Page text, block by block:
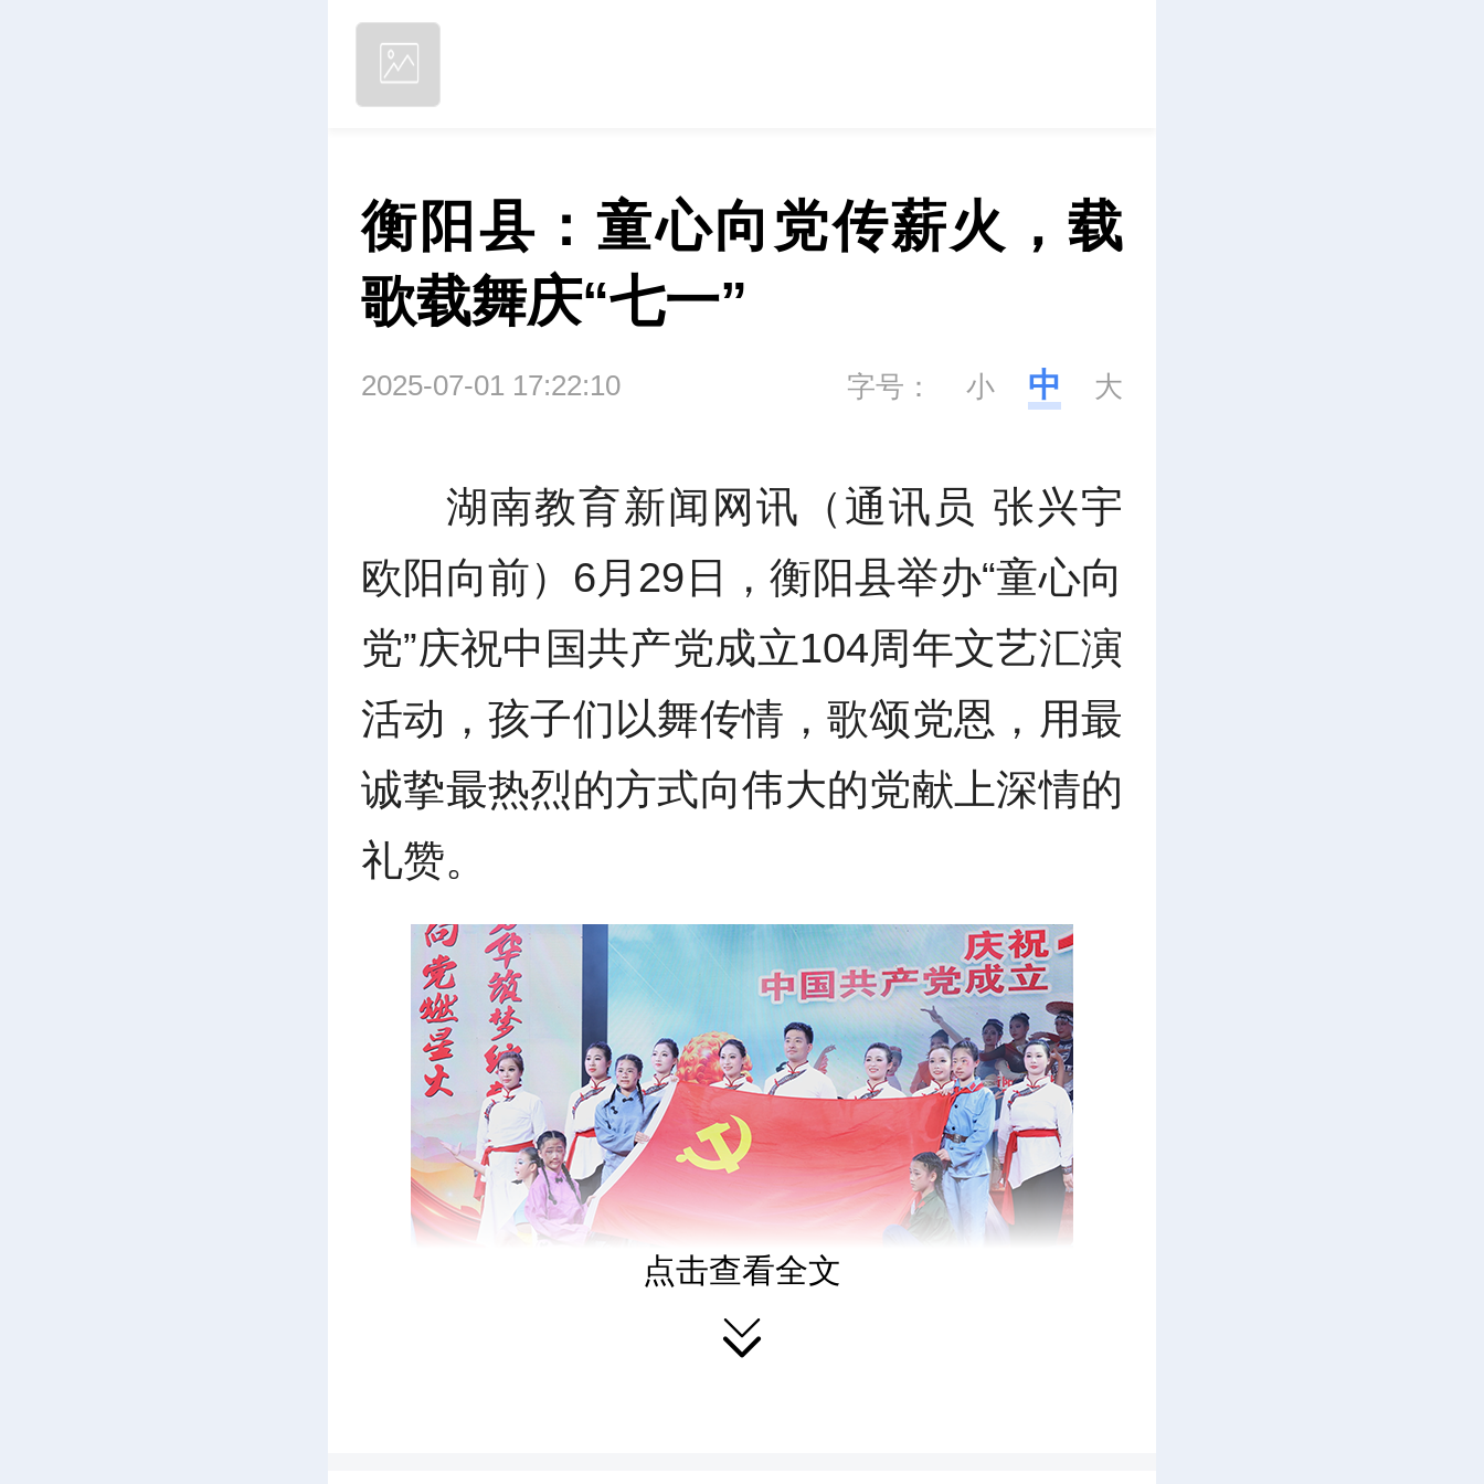
衡阳县：童心向党传薪火，载
歌载舞庆“七一”
2025-07-01 17:22:10 字号： 小 中 大
湖南教育新闻网讯（通讯员 张兴宇
欧阳向前）6月29日，衡阳县举办“童心向
党”庆祝中国共产党成立104周年文艺汇演
活动，孩子们以舞传情，歌颂党恩，用最
诚挚最热烈的方式向伟大的党献上深情的
礼赞。
活动在《再唱山歌给党听》中拉开帷
点击查看全文
